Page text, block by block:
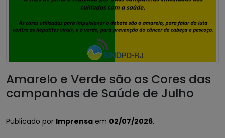
Amarelo e Verde são as Cores das
campanhas de Saúde de Julho
Publicado por Imprensa em 02/07/2026.